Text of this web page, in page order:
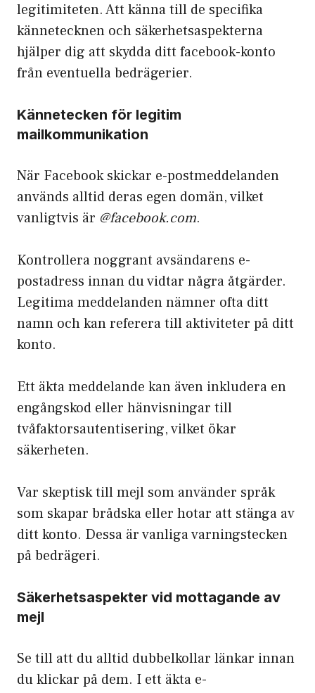
legitimiteten. Att känna till de specifika
kännetecknen och säkerhetsaspekterna
hjälper dig att skydda ditt facebook-konto
från eventuella bedrägerier.
Kännetecken för legitim
mailkommunikation
När Facebook skickar e-postmeddelanden
används alltid deras egen domän, vilket
vanligtvis är @facebook.com.
Kontrollera noggrant avsändarens e-
postadress innan du vidtar några åtgärder.
Legitima meddelanden nämner ofta ditt
namn och kan referera till aktiviteter på ditt
konto.
Ett äkta meddelande kan även inkludera en
engångskod eller hänvisningar till
tvåfaktorsautentisering, vilket ökar
säkerheten.
Var skeptisk till mejl som använder språk
som skapar brådska eller hotar att stänga av
ditt konto. Dessa är vanliga varningstecken
på bedrägeri.
Säkerhetsaspekter vid mottagande av
mejl
Se till att du alltid dubbelkollar länkar innan
du klickar på dem. I ett äkta e-